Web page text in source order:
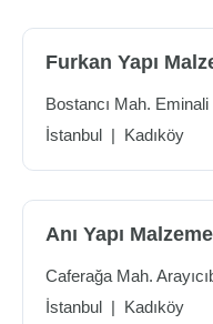
Furkan Yapı
Bostancı Mah.
İstanbul | Kadıköy
Anı Yapı
Caferağa Mah.
İstanbul | Kadıköy